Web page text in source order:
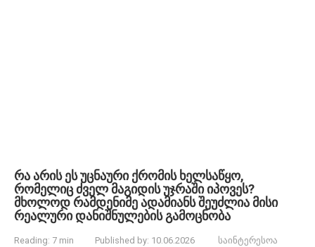
რა არის ეს უცნაური ქრომის ხელსაწყო,
რომელიც ძველ მაგიდის უჯრაში იპოვეს?
მხოლოდ რამდენიმე ადამიანს შეუძლია მისი
რეალური დანიშნულების გამოცნობა
Reading: 7 min Published by: 10.06.2026
საინტერესოა